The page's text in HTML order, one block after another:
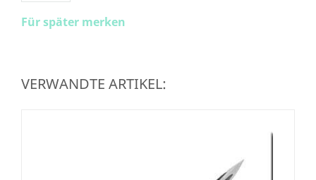
Für später merken
VERWANDTE ARTIKEL: